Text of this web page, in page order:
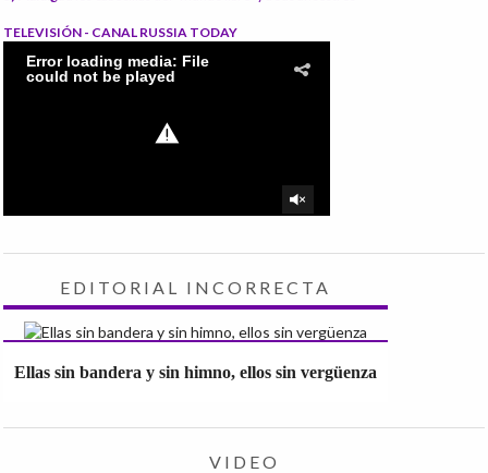
TELEVISIÓN - CANAL RUSSIA TODAY
EDITORIAL INCORRECTA
Ellas sin bandera y sin himno, ellos sin vergüenza
VIDEO